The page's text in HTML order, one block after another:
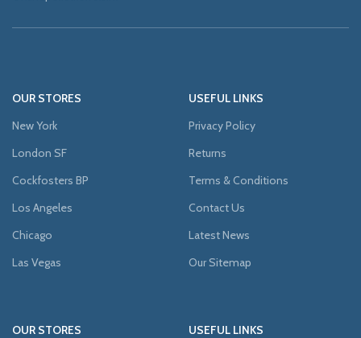
OUR STORES
New York
London SF
Cockfosters BP
Los Angeles
Chicago
Las Vegas
USEFUL LINKS
Privacy Policy
Returns
Terms & Conditions
Contact Us
Latest News
Our Sitemap
OUR STORES
USEFUL LINKS